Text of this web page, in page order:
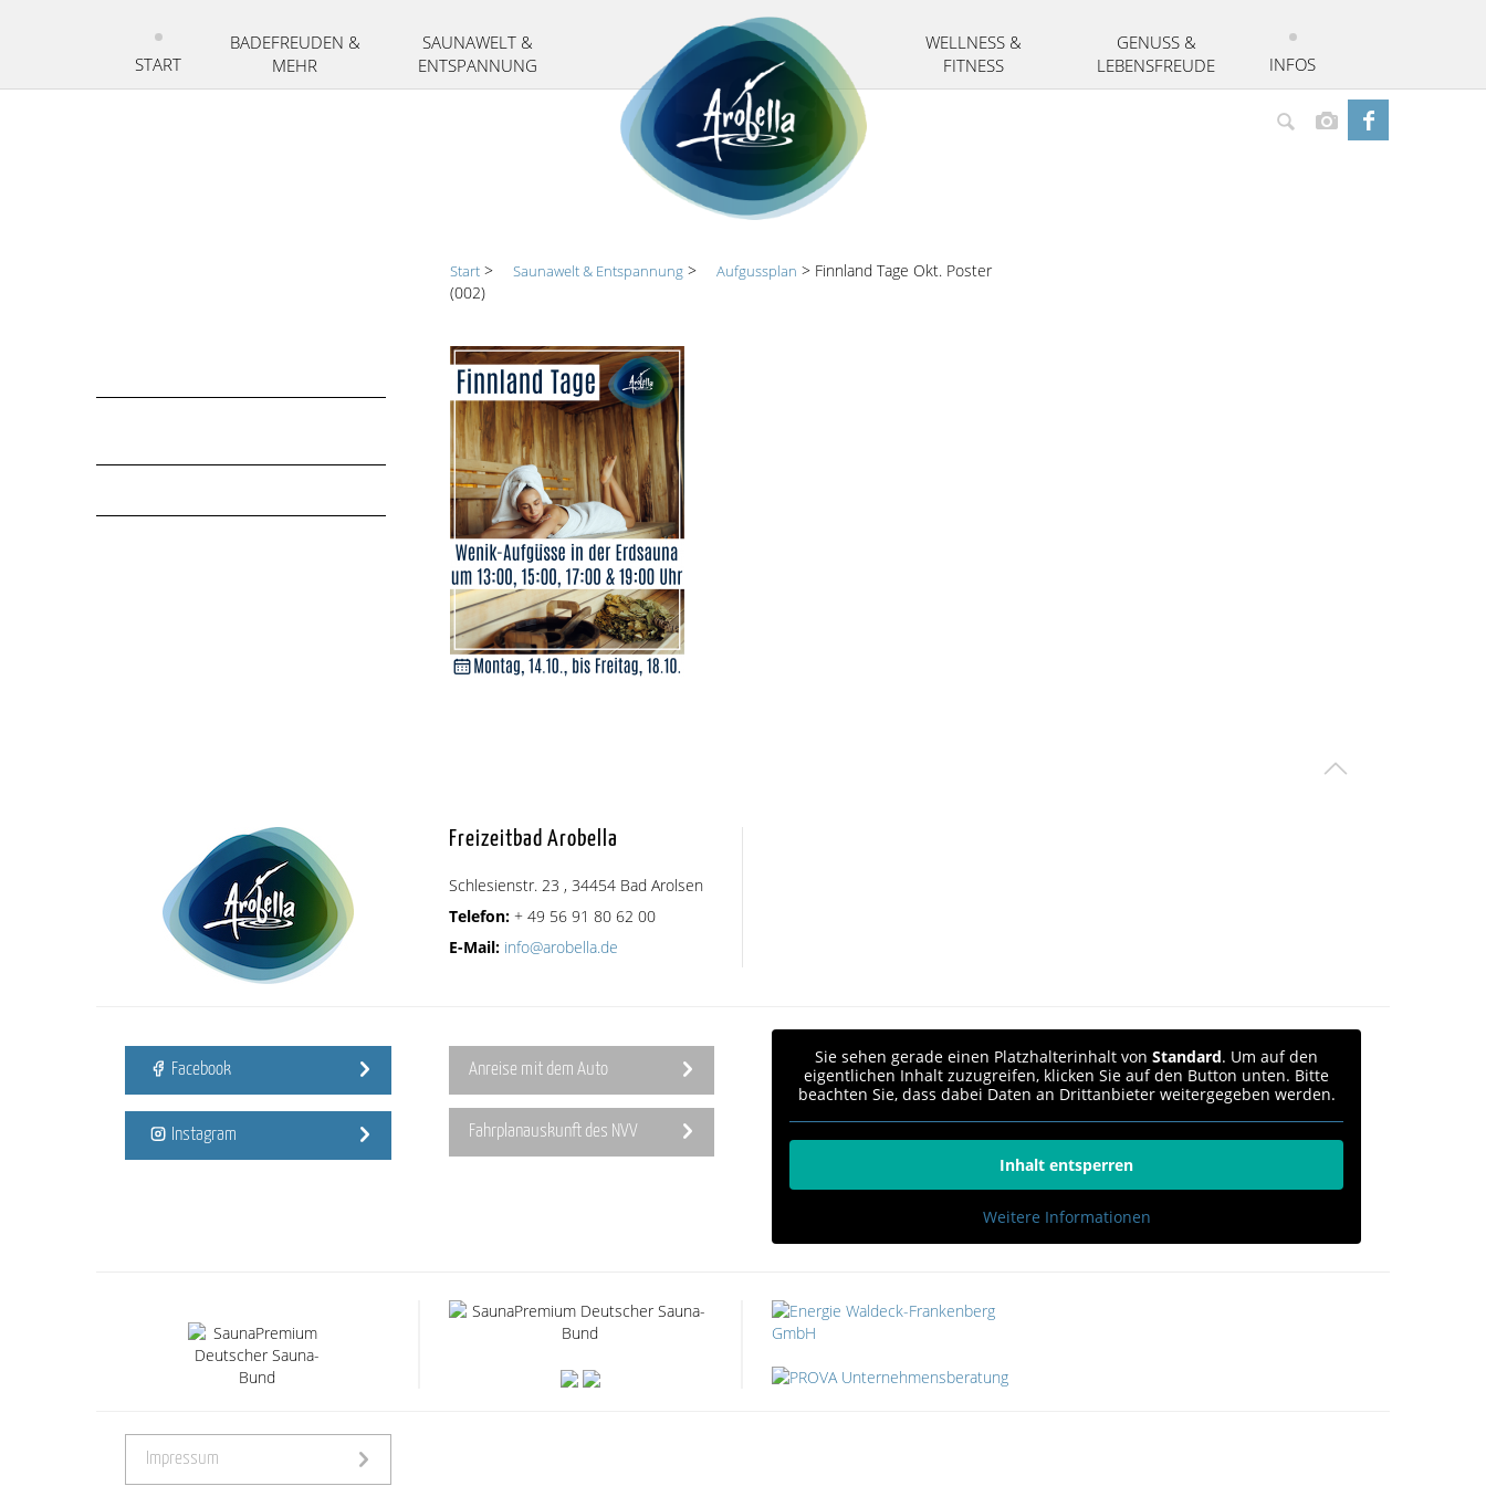
START
BADEFREUDEN &
MEHR
SAUNAWELT &
ENTSPANNUNG
WELLNESS &
FITNESS
GENUSS &
LEBENSFREUDE
INFOS
Suchen
Start > Saunawelt & Entspannung > Aufgussplan > Finnland Tage Okt. Poster
(002)
Freizeitbad Arobella
Schlesienstr. 23 , 34454 Bad Arolsen
Telefon:+ 49 56 91 80 62 00
E-Mail: info@arobella.de
Facebook
Instagram
Anreise mit dem Auto
Fahrplanauskunft des NVV
Sie sehen gerade einen Platzhalterinhalt von Standard. Um auf den
eigentlichen Inhalt zuzugreifen, klicken Sie auf den Button unten. Bitte
beachten Sie, dass dabei Daten an Drittanbieter weitergegeben werden.
Inhalt entsperren
Weitere Informationen
Impressum